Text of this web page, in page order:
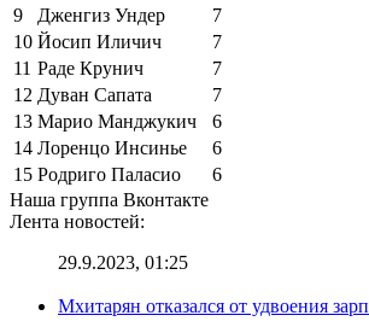
9
Дженгиз Ундер
7
10 Йосип Иличич
7
11 Раде Крунич
7
12 Дуван Сапата
7
13 Марио Манджукич
6
14 Лоренцо Инсинье
6
15 Родриго Паласио
6
Наша группа Вконтакте
Лента новостей:
29.9.2023, 01:25
Мхитарян отказался от удвоения